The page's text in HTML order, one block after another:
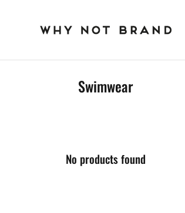
Swimwear
No products found